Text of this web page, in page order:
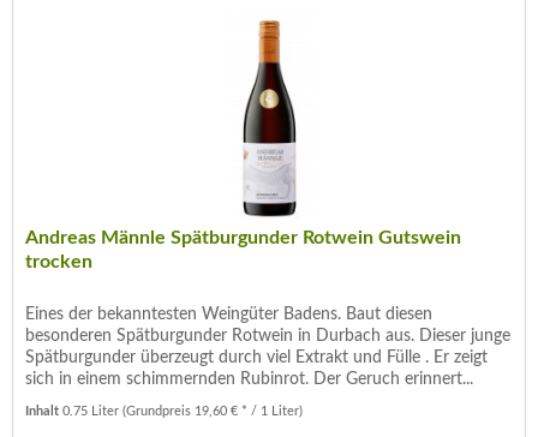
Andreas Männle Spätburgunder Rotwein Gutswein
trocken
Eines der bekanntesten Weingüter Badens. Baut diesen
besonderen Spätburgunder Rotwein in Durbach aus. Dieser junge
Spätburgunder überzeugt durch viel Extrakt und Fülle . Er zeigt
sich in einem schimmernden Rubinrot. Der Geruch erinnert...
Inhalt0.75 Liter(Grundpreis 19,60 € * / 1 Liter)